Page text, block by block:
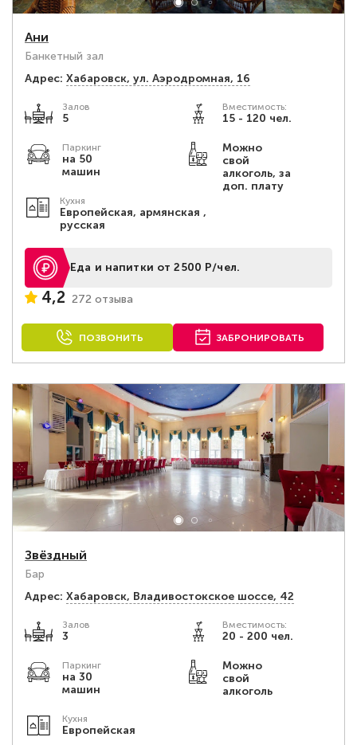
Ани
Банкетный зал
Адрес: Хабаровск, ул. Аэродромная, 16
Залов
5
Вместимость:
15 - 120 чел.
Паркинг
на 50
машин
Можно
свой
алкоголь, за
доп. плату
Кухня
Европейская, армянская ,
русская
Еда и напитки от 2500 Р/чел.
4,2 272 отзыва
ПОЗВОНИТЬ ЗАБРОНИРОВАТЬ
Звёздный
Бар
Адрес: Хабаровск, Владивостокское шоссе, 42
Залов
3
Вместимость:
20 - 200 чел.
Паркинг
на 30
машин
Можно
свой
алкоголь
Кухня
Европейская